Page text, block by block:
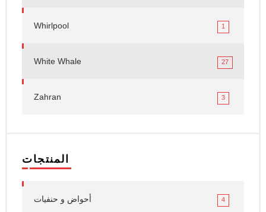
Whirlpool 1
White Whale 27
Zahran 3
المنتجات
أحواض و حنفيات 4